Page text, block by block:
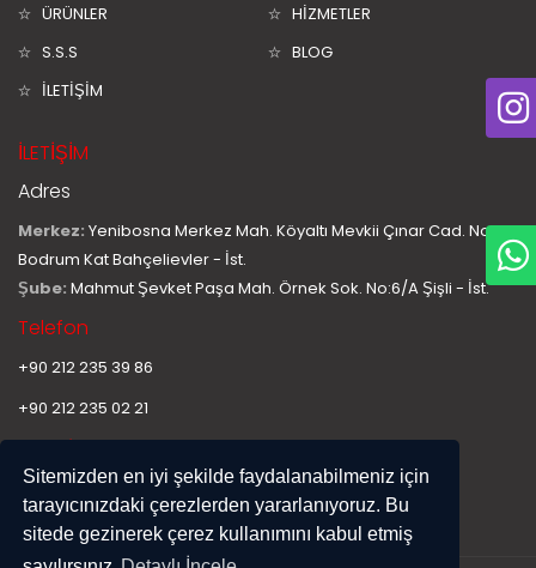
Sitemizden en iyi şekilde faydalanabilmeniz için
tarayıcınızdaki çerezlerden yararlanıyoruz. Bu
sitede gezinerek çerez kullanımını kabul etmiş
ÜRÜNLER
HİZMETLER
S.S.S
BLOG
İLETİŞİM
İLETİŞİM
Adres
Merkez: Yenibosna Merkez Mah. Köyaltı Mevkii Çınar Cad. No:11
Bodrum Kat Bahçelievler - İst.
Şube: Mahmut Şevket Paşa Mah. Örnek Sok. No:6/A Şişli - İst.
Telefon
+90 212 235 39 86
+90 212 235 02 21
E-Mail
info@hurplastiksan.com